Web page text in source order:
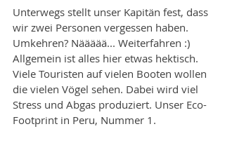
Unterwegs stellt unser Kapitän fest, dass
wir zwei Personen vergessen haben.
Umkehren? Näääää... Weiterfahren :)
Allgemein ist alles hier etwas hektisch.
Viele Touristen auf vielen Booten wollen
die vielen Vögel sehen. Dabei wird viel
Stress und Abgas produziert. Unser Eco-
Footprint in Peru, Nummer 1.